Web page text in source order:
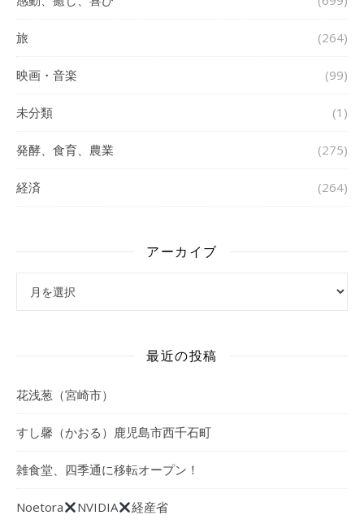
旅 (264)
映画・音楽 (99)
未分類 (1)
発酵、食育、農業 (275)
経済 (264)
アーカイブ
最近の投稿
花浅葱（宮崎市）
すし馨（かおる）鹿児島市西千石町
雑食堂、四季通に移転オープン！
Noetora NVIDIA 経産省